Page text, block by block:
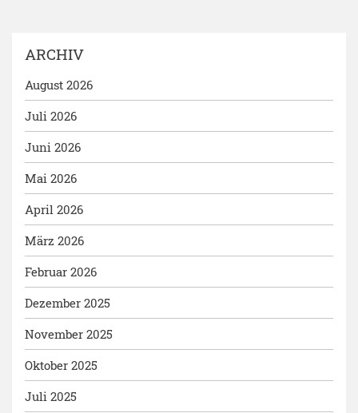
ARCHIV
August 2026
Juli 2026
Juni 2026
Mai 2026
April 2026
März 2026
Februar 2026
Dezember 2025
November 2025
Oktober 2025
Juli 2025